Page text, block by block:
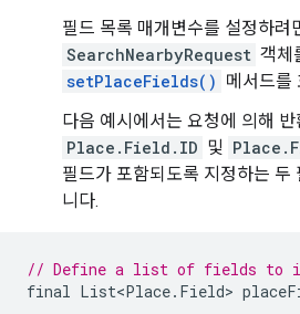
필드 목록 매개변수를 설정하려
SearchNearbyRequest 객체
setPlaceFields() 메서드를
다음 예시에서는 요청에 의해 반
Place.Field.ID 및
필드가 포함되도록 지정하는 두
니다.
// Define a list of fields to
final List<Place. Field>